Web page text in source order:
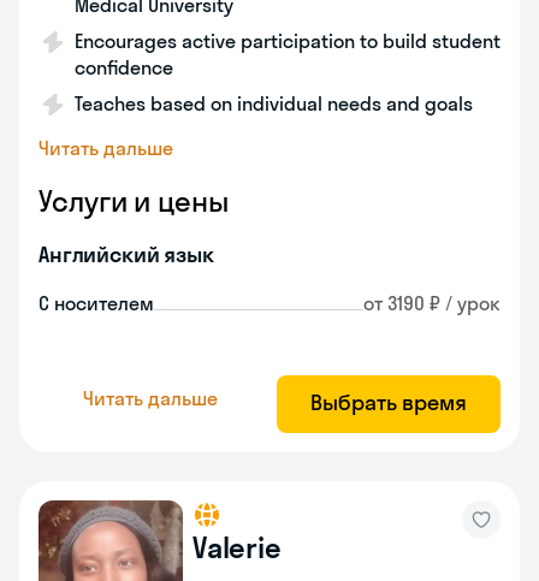
Medical University
Encourages active participation to build student
confidence
Teaches based on individual needs and goals
Читать дальше
Услуги и цены
Английский язык
С носителем от 3190 ₽ / урок
Читать дальше Выбрать время
Valerie